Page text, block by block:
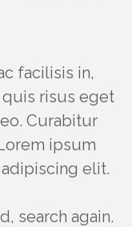
facilisis in,
risus eget
Curabitur
ipsum
elit.
search again.